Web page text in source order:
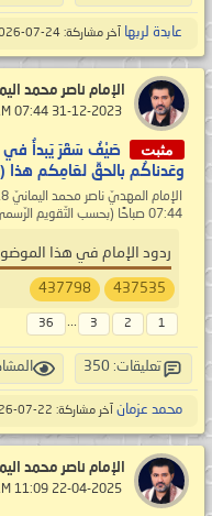
عابدة لربها آخر مشاركة: 24-07-2026,
الإمام ناصر محمد
مثبت
صَيْفُ سَقَرَ يَبدأُ في
وعَدناكُم بالحقِّ لعَامِكم هذا (1445 هـ) ..
07:44 صباحًا (بحسب التّقويم الرّسميّ لأم القُرى) ...
ردود الإمام في هذا
437535
437798
1
2
3
...
36
تعليقات: 350
محمد عزمان آخر مشاركة: 22-07-2026,
الإمام ناصر محمد